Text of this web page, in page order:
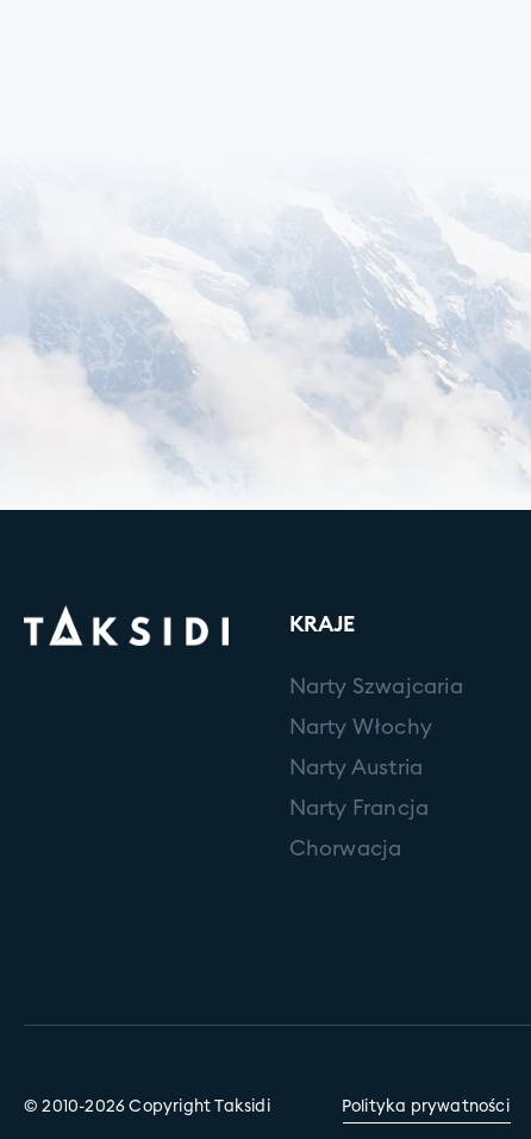
KRAJE
Narty Szwajcaria
Narty Włochy
Narty Austria
Narty Francja
Chorwacja
© 2010-2026 Copyright Taksidi Polityka prywatności